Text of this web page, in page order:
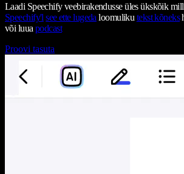
Laadi Speechify veebirakendusse üles ükskõik
Speechify'l see ette lugeda loomuliku tekst kõneks
või luua podcast
Proovi tasuta